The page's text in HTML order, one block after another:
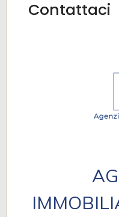
Contattaci